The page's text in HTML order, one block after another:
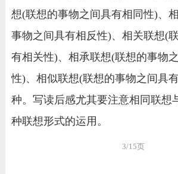
想(联想的事物之间具有相同性)、
事物之间具有相反性)、相关联想(
有相关性)、相承联想(联想的事物
性)、相似联想(联想的事物之间具
种。写读后感尤其要注意相同联想
种联想形式的运用。
3/15页